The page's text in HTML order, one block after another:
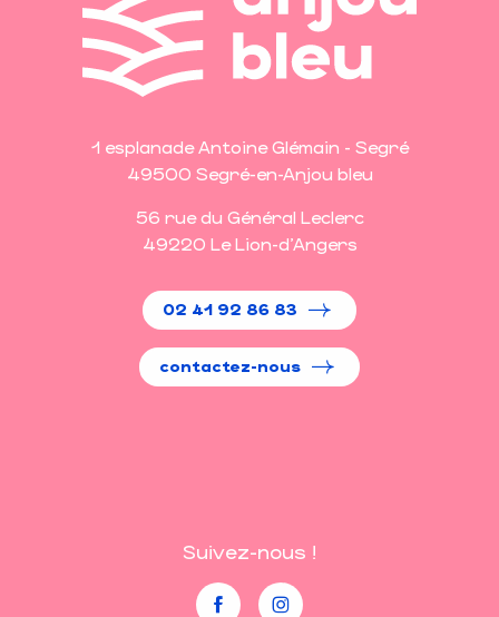
1 esplanade Antoine Glémain - Segré
49500 Segré-en-Anjou bleu
56 rue du Général Leclerc
49220 Le Lion-d'Angers
02 41 92 86 83
contactez-nous
Suivez-nous !